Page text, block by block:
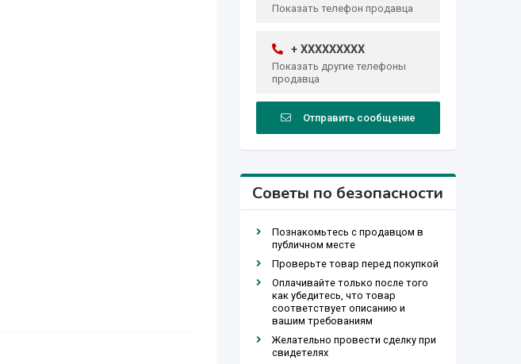
Показать телефон продавца
+ XXXXXXXXX
Показать другие телефоны
продавца
Отправить сообщение
Советы по безопасности
Познакомьтесь с продавцом в
публичном месте
Проверьте товар перед покупкой
Оплачивайте только после того
как убедитесь, что товар
соответствует описанию и
вашим требованиям
Желательно провести сделку при
свидетелях